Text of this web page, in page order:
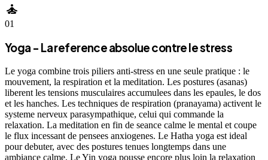
self_improvement
01
Yoga - La reference absolue contre le stress
Le yoga combine trois piliers anti-stress en une seule pratique : le
mouvement, la respiration et la meditation. Les postures (asanas)
liberent les tensions musculaires accumulees dans les epaules, le dos
et les hanches. Les techniques de respiration (pranayama) activent le
systeme nerveux parasympathique, celui qui commande la
relaxation. La meditation en fin de seance calme le mental et coupe
le flux incessant de pensees anxiogenes. Le Hatha yoga est ideal
pour debuter, avec des postures tenues longtemps dans une
ambiance calme. Le Yin yoga pousse encore plus loin la relaxation